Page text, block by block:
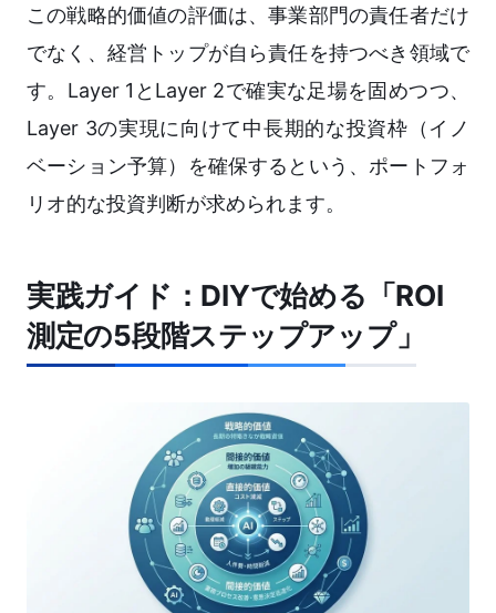
この戦略的価値の評価は、事業部門の責任者だけ
でなく、経営トップが自ら責任を持つべき領域で
す。Layer 1とLayer 2で確実な足場を固めつつ、
Layer 3の実現に向けて中長期的な投資枠（イノ
ベーション予算）を確保するという、ポートフォ
リオ的な投資判断が求められます。
実践ガイド：DIYで始める「ROI
測定の5段階ステップアップ」